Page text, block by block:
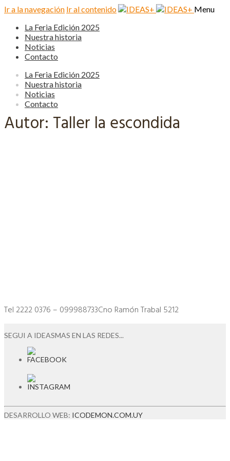
Ir a la navegación Ir al contenido
Menu
La Feria Edición 2025
Nuestra historia
Noticias
Contacto
La Feria Edición 2025
Nuestra historia
Noticias
Contacto
Autor: Taller la escondida
Tel 2222 0376 – 099988733Cno Ramón Trabal 5212
SEGUI A IDEASMAS EN LAS REDES...
DESARROLLO WEB: ICODEMON.COM.UY